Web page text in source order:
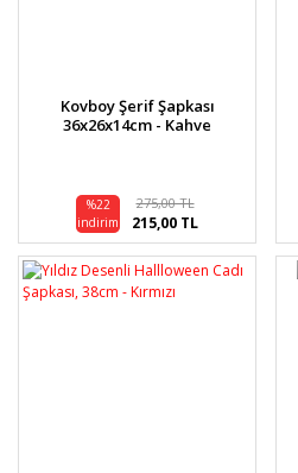
Kovboy Şerif Şapkası
36x26x14cm - Kahve
%22
indirim
275,00 TL
215,00 TL